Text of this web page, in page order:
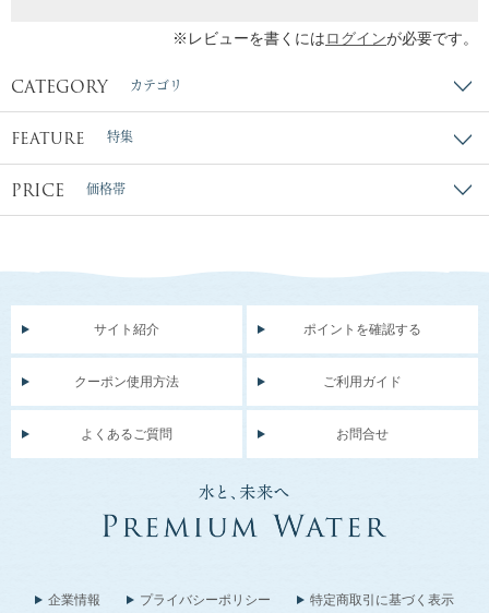
※レビューを書くにはログインが必要です。
CATEGORY カテゴリ
FEATURE 特集
PRICE 価格帯
サイト紹介 ポイントを確認する
クーポン使用方法 ご利用ガイド
よくあるご質問 お問合せ
企業情報 プライバシーポリシー 特定商取引に基づく表示